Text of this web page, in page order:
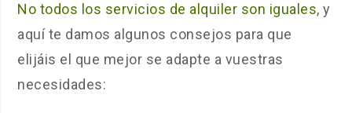
No todos los servicios de alquiler son iguales, y
aquí te damos algunos consejos para que
elijáis el que mejor se adapte a vuestras
necesidades: